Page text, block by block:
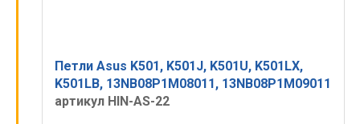
Петли Asus K501, K501J, K501U, K501LX,
K501LB, 13NB08P1M08011, 13NB08P1M09011
артикул HIN-AS-22